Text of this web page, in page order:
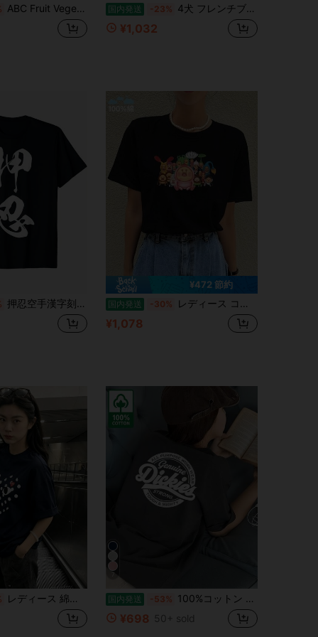
ABC Fruit Vegetable Number Chart 夏服，半袖，tシャツ，tシャツ y2k，スポーツ tシャツ，プリントtシャツ，tシャツ おもしろ，y2k トップス, 洗濯可 国内発送 -23% 4犬 フレンチブルドッグ グラフィックプリント Tシャツ 半袖 クルーネック カジュアルトップ 夏と春のレディース服 レディース＆メンズ デイリーカジュアルウェアに最適 半袖Tシャツ 超快適
¥1,032
押忍空手漢字刻印シャツ、黒色
¥472 節約
国内発送 -30% レディース コットン 半袖 ラウンドネック カジュアル キュート Tシャツ カートゥーン グラフィック プリント入り レギュラーフィット 普段使いに最適
¥1,078
レディース 綿素材 プリント柄 半袖 T シャツ クルーネック カジュアル 柔らか肌触り 通気性良好 夏新作 普段着 通勤着 おしゃれデイリーカジュアルトップス
7
国内発送 -53% 100%コットン レディース半袖 夏服y2kスタイルトップ レディースカジュアルプリントTシャツ 春夏新作 ゆったり快適 韓国風トップス ス キャラクター tシャツ 国内発送
¥698 50+ sold